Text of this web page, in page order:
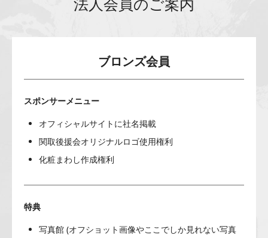
ブロンズ会員
スポンサーメニュー
オフィシャルサイトに社名掲載
関取後援会オリジナルロゴ使用権利
化粧まわし作成権利
特典
写真館 (オフショット画像やここでしか見れない写真